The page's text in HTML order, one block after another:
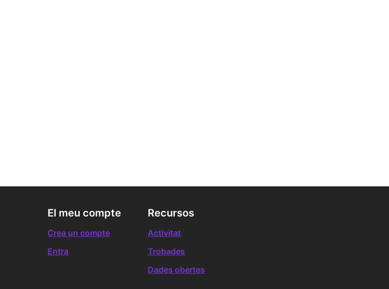
El meu compte
Crea un compte
Entra
Recursos
Activitat
Trobades
Dades obertes